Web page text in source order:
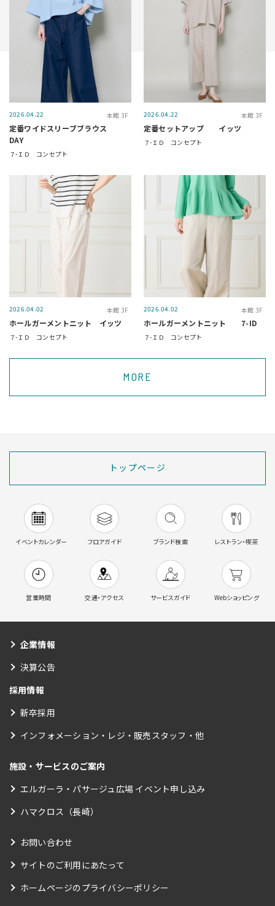
2026.04.22 本館 3F
定番ワイドスリーブブラウス
DAY
７-ＩＤ コンセプト
2026.04.22 本館 3F
定番セットアップ イッツ
７-ＩＤ コンセプト
2026.04.02 本館 3F
ホールガーメントニット イッツ
７-ＩＤ コンセプト
2026.04.02 本館 3F
ホールガーメントニット 7-ID
７-ＩＤ コンセプト
MORE
トップページ
イベントカレンダー フロアガイド ブランド検索 レストラン・喫茶
営業時間 交通・アクセス サービスガイド Webショッピング
企業情報
決算公告
採用情報
新卒採用
インフォメーション・レジ・販売スタッフ・他
施設・サービスのご案内
エルガーラ・パサージュ広場 イベント申し込み
ハマクロス（長崎）
お問い合わせ
サイトのご利用にあたって
ホームページのプライバシーポリシー